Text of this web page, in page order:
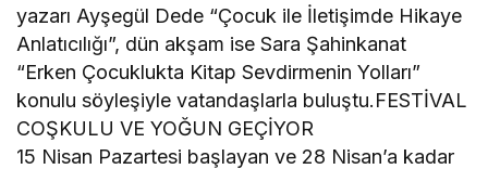
yazarı Ayşegül Dede “Çocuk ile İletişimde Hikaye
Anlatıcılığı”, dün akşam ise Sara Şahinkanat
“Erken Çocuklukta Kitap Sevdirmenin Yolları”
konulu söyleşiyle vatandaşlarla buluştu.FESTİVAL
COŞKULU VE YOĞUN GEÇİYOR
15 Nisan Pazartesi başlayan ve 28 Nisan’a kadar